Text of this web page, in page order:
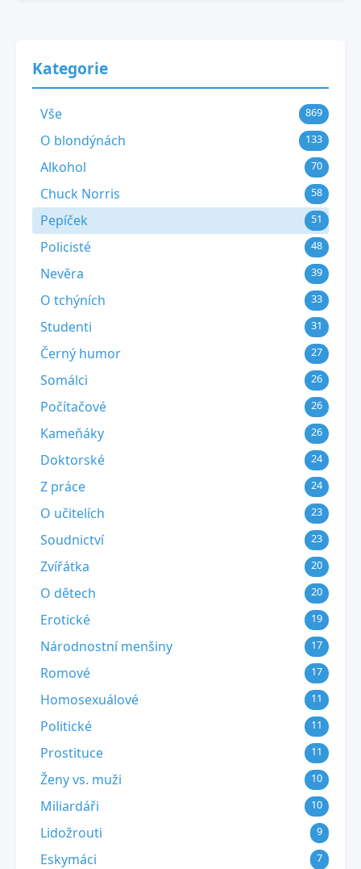
Kategorie
Vše 869
O blondýnách 133
Alkohol 70
Chuck Norris 58
Pepíček 51
Policisté 48
Nevěra 39
O tchýních 33
Studenti 31
Černý humor 27
Somálci 26
Počítačové 26
Kameňáky 26
Doktorské 24
Z práce 24
O učitelích 23
Soudnictví 23
Zvířátka 20
O dětech 20
Erotické 19
Národnostní menšiny 17
Romové 17
Homosexuálové 11
Politické 11
Prostituce 11
Ženy vs. muži 10
Miliardáři 10
Lidožrouti 9
Eskymáci 7